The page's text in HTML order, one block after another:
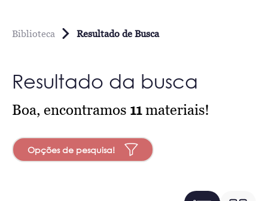
Biblioteca Resultado de Busca
Resultado da busca
Boa, encontramos 11materiais!
Opções de pesquisa!